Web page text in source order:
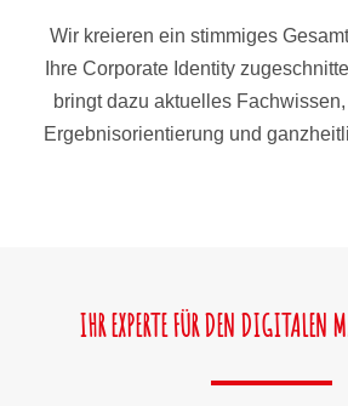
Wir kreieren ein stimmiges
Ihre Corporate Identity
bringt dazu aktuelles
Ergebnisorientierung und
IHR EXPERTE FÜR DEN DIGITALEN